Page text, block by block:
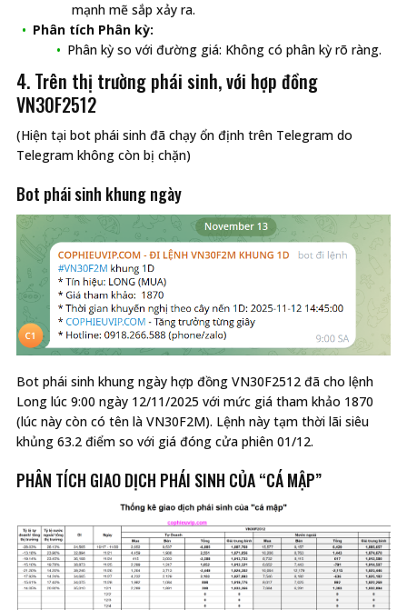
mạnh mẽ sắp xảy ra.
Phân tích Phân kỳ:
Phân kỳ so với đường giá: Không có phân kỳ rõ ràng.
4. Trên thị trường phái sinh, với hợp đồng
VN30F2512
(Hiện tại bot phái sinh đã chạy ổn định trên Telegram do
Telegram không còn bị chặn)
Bot phái sinh khung ngày
Bot phái sinh khung ngày hợp đồng VN30F2512 đã cho lệnh
Long lúc 9:00 ngày 12/11/2025 với mức giá tham khảo 1870
(lúc này còn có tên là VN30F2M). Lệnh này tạm thời lãi siêu
khủng 63.2 điểm so với giá đóng cửa phiên 01/12.
PHÂN TÍCH GIAO DỊCH PHÁI SINH CỦA “CÁ MẬP”